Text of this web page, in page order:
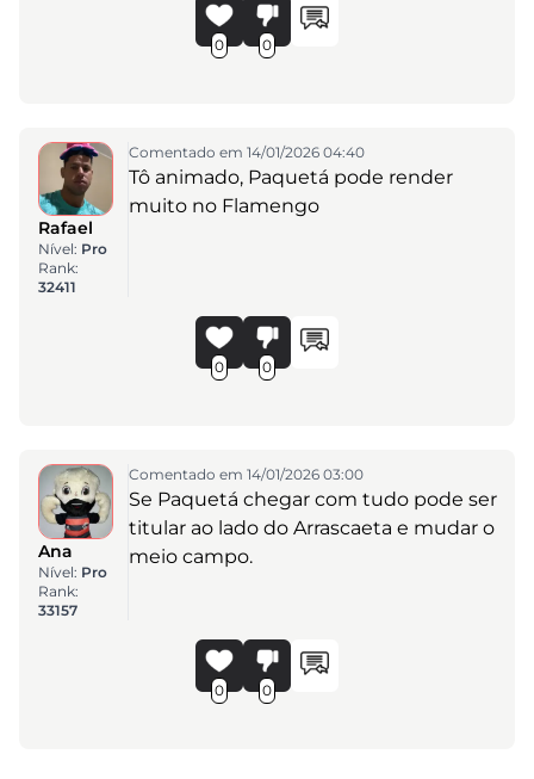
0 0
Rafael
Nível: Pro
Rank:
32411
Comentado em 14/01/2026 04:40
Tô animado, Paquetá pode render
muito no Flamengo
0 0
Ana
Nível: Pro
Rank:
33157
Comentado em 14/01/2026 03:00
Se Paquetá chegar com tudo pode ser
titular ao lado do Arrascaeta e mudar o
meio campo.
0 0